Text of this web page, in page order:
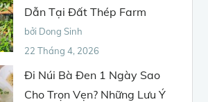
Dẫn Tại Đất Thép Farm
bởi Dong Sinh
22 Tháng 4, 2026
Đi Núi Bà Đen 1 Ngày Sao
Cho Trọn Vẹn? Những Lưu Ý